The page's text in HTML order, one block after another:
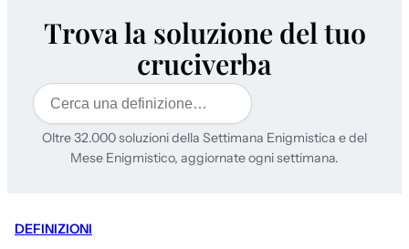
Trova la soluzione del tuo
cruciverba
Cerca
Oltre 32.000 soluzioni della Settimana Enigmistica e del
Mese Enigmistico, aggiornate ogni settimana.
DEFINIZIONI